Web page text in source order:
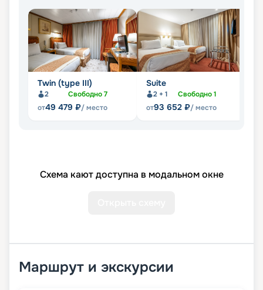
Twin (type III)
2 Свободно7
от49 479 ₽/ место
Suite
2 + 1 Свободно1
от93 652 ₽/ место
Схема кают доступна в модальном окне
Маршрут и экскурсии